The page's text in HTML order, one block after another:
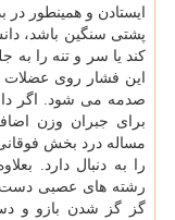
ایستادن و همینطور
پشتی سنگین باشد،
كند یا سر و تنه را به
این فشار روی
صدمه می شود. اگر
برای جبران وزن
مساله درد بخش
را به دنبال دارد.
رشته های عصبی
گز گز شدن بازو و